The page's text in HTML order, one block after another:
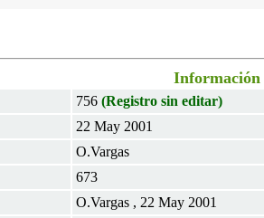
Información
756 (Registro sin editar)
22 May 2001
O.Vargas
673
O.Vargas , 22 May 2001